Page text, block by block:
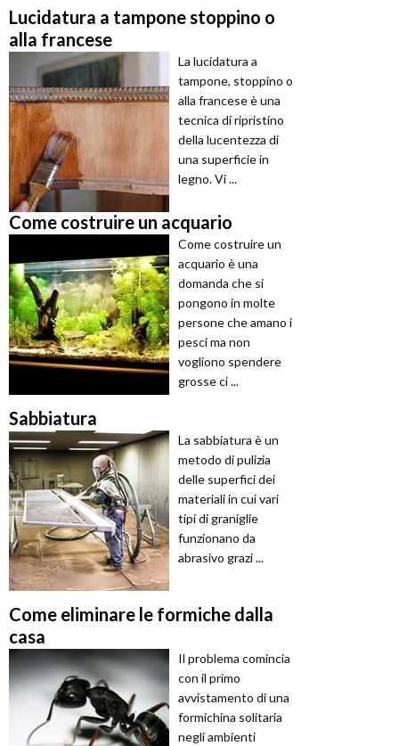
Lucidatura a tampone stoppino o
alla francese
La lucidatura a
tampone, stoppino o
alla francese è una
tecnica di ripristino
della lucentezza di
una superficie in
legno. Vi ...
Come costruire un acquario
Come costruire un
acquario è una
domanda che si
pongono in molte
persone che amano i
pesci ma non
vogliono spendere
grosse ci ...
Sabbiatura
La sabbiatura è un
metodo di pulizia
delle superfici dei
materiali in cui vari
tipi di graniglie
funzionano da
abrasivo grazi ...
Come eliminare le formiche dalla
casa
Il problema comincia
con il primo
avvistamento di una
formichina solitaria
negli ambienti